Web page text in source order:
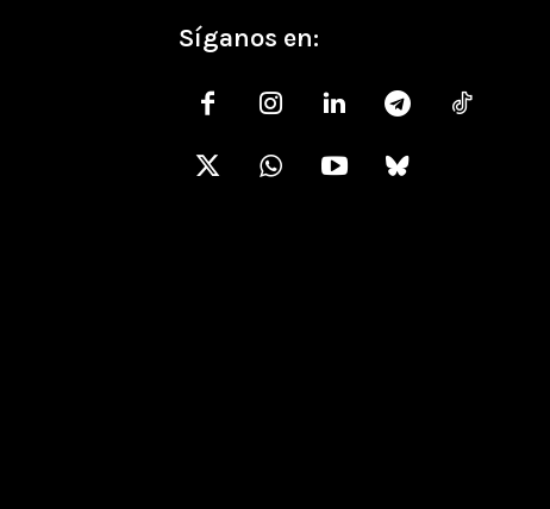
Síganos en: